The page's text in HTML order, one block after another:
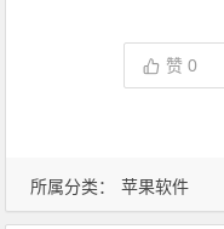
所属分类： 苹果软件
赞0